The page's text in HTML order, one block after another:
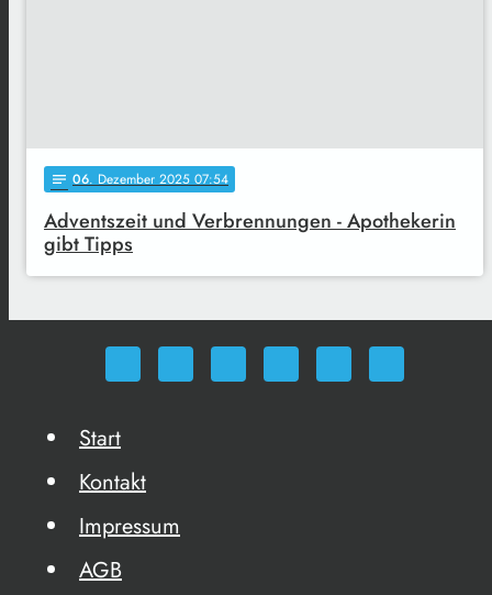
notes 06. Dezember 2025 07:54
Adventszeit und Verbrennungen - Apothekerin
gibt Tipps
Start
Kontakt
Impressum
AGB